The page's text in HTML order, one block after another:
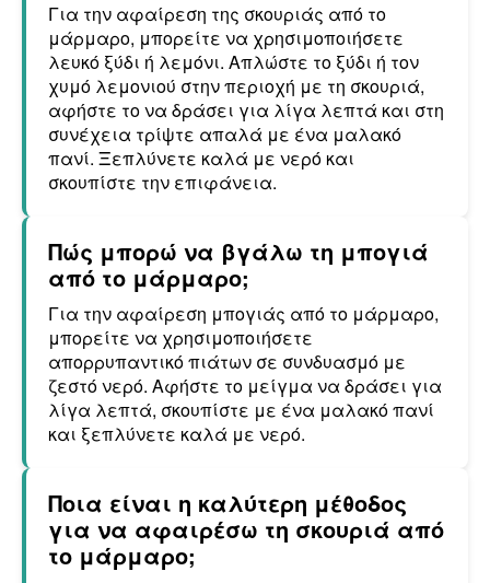
Για την αφαίρεση της σκουριάς από το
μάρμαρο, μπορείτε να χρησιμοποιήσετε
λευκό ξύδι ή λεμόνι. Απλώστε το ξύδι ή τον
χυμό λεμονιού στην περιοχή με τη σκουριά,
αφήστε το να δράσει για λίγα λεπτά και στη
συνέχεια τρίψτε απαλά με ένα μαλακό
πανί. Ξεπλύνετε καλά με νερό και
σκουπίστε την επιφάνεια.
Πώς μπορώ να βγάλω τη μπογιά
από το μάρμαρο;
Για την αφαίρεση μπογιάς από το μάρμαρο,
μπορείτε να χρησιμοποιήσετε
απορρυπαντικό πιάτων σε συνδυασμό με
ζεστό νερό. Αφήστε το μείγμα να δράσει για
λίγα λεπτά, σκουπίστε με ένα μαλακό πανί
και ξεπλύνετε καλά με νερό.
Ποια είναι η καλύτερη μέθοδος
για να αφαιρέσω τη σκουριά από
το μάρμαρο;